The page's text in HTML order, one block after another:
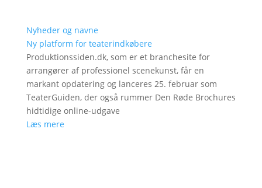
Nyheder og navne
Ny platform for teaterindkøbere
Produktionssiden.dk, som er et branchesite for
arrangører af professionel scenekunst, får en
markant opdatering og lanceres 25. februar som
TeaterGuiden, der også rummer Den Røde Brochures
hidtidige online-udgave
Læs mere